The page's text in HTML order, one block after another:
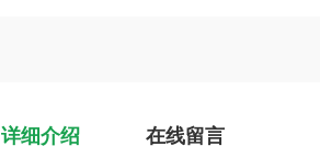
详细介绍 在线留言